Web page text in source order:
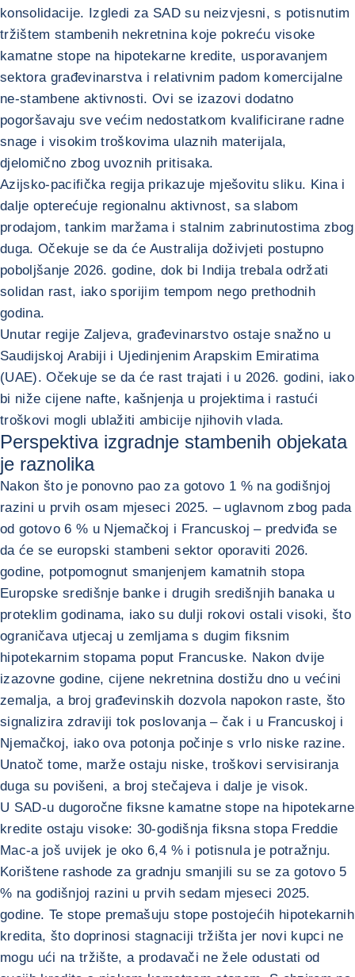
konsolidacije. Izgledi za SAD su neizvjesni, s potisnutim
tržištem stambenih nekretnina koje pokreću visoke
kamatne stope na hipotekarne kredite, usporavanjem
sektora građevinarstva i relativnim padom komercijalne
ne-stambene aktivnosti. Ovi se izazovi dodatno
pogoršavaju sve većim nedostatkom kvalificirane radne
snage i visokim troškovima ulaznih materijala,
djelomično zbog uvoznih pritisaka.
Azijsko-pacifička regija prikazuje mješovitu sliku. Kina i
dalje opterećuje regionalnu aktivnost, sa slabom
prodajom, tankim maržama i stalnim zabrinutostima zbog
duga. Očekuje se da će Australija doživjeti postupno
poboljšanje 2026. godine, dok bi Indija trebala održati
solidan rast, iako sporijim tempom nego prethodnih
godina.
Unutar regije Zaljeva, građevinarstvo ostaje snažno u
Saudijskoj Arabiji i Ujedinjenim Arapskim Emiratima
(UAE). Očekuje se da će rast trajati i u 2026. godini, iako
bi niže cijene nafte, kašnjenja u projektima i rastući
troškovi mogli ublažiti ambicije njihovih vlada.
Perspektiva izgradnje stambenih objekata
je raznolika
Nakon što je ponovno pao za gotovo 1 % na godišnjoj
razini u prvih osam mjeseci 2025. – uglavnom zbog pada
od gotovo 6 % u Njemačkoj i Francuskoj – predviđa se
da će se europski stambeni sektor oporaviti 2026.
godine, potpomognut smanjenjem kamatnih stopa
Europske središnje banke i drugih središnjih banaka u
proteklim godinama, iako su dulji rokovi ostali visoki, što
ograničava utjecaj u zemljama s dugim fiksnim
hipotekarnim stopama poput Francuske. Nakon dvije
izazovne godine, cijene nekretnina dostižu dno u većini
zemalja, a broj građevinskih dozvola napokon raste, što
signalizira zdraviji tok poslovanja – čak i u Francuskoj i
Njemačkoj, iako ova potonja počinje s vrlo niske razine.
Unatoč tome, marže ostaju niske, troškovi servisiranja
duga su povišeni, a broj stečajeva i dalje je visok.
U SAD-u dugoročne fiksne kamatne stope na hipotekarne
kredite ostaju visoke: 30-godišnja fiksna stopa Freddie
Mac-a još uvijek je oko 6,4 % i potisnula je potražnju.
Korištene rashode za gradnju smanjili su se za gotovo 5
% na godišnjoj razini u prvih sedam mjeseci 2025.
godine. Te stope premašuju stope postojećih hipotekarnih
kredita, što doprinosi stagnaciji tržišta jer novi kupci ne
mogu ući na tržište, a prodavači ne žele odustati od